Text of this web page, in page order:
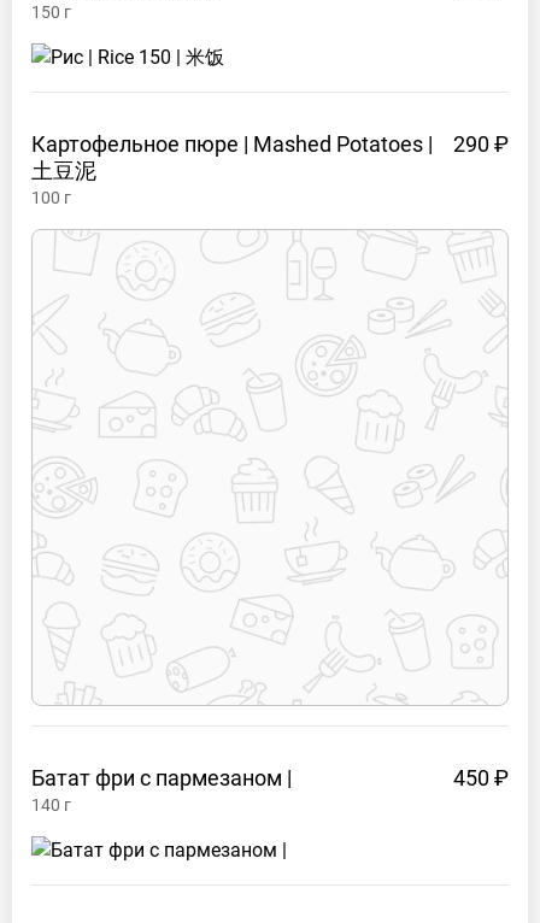
150 г
Картофельное пюре | Mashed Potatoes |
土豆泥
290 ₽
100 г
Батат фри с пармезаном | 450 ₽
140 г